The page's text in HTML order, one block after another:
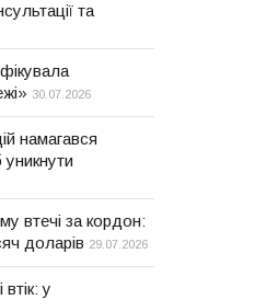
та
30.07.2026
намагався
втечі за кордон:
доларів 29.07.2026
у